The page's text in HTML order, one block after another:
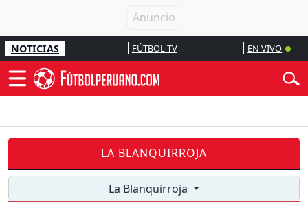
NOTICIAS FÚTBOL TV EN VIVO
LA BLANQUIRROJA
La Blanquirroja